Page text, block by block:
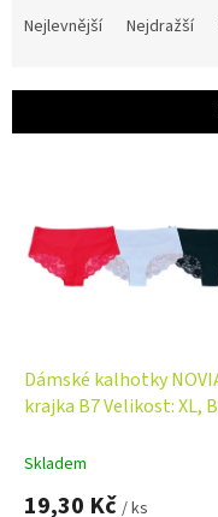
í
Nejlevnější Nejdražší
Dámské kalhotky
krajka B7 Velikost: XL,
Skladem
19,30 Kč / ks